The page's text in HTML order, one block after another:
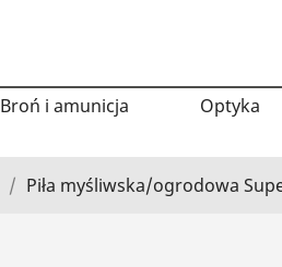
Broń i amunicja Optyka
Piła myśliwska/ogrodowa